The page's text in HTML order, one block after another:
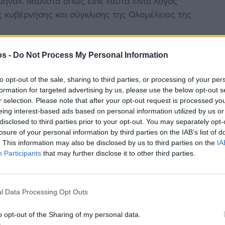
- Do Not Process My Personal Information
opt-out of the sale, sharing to third parties, or processing of your
for targeted advertising by us, please use the below opt-out
selection. Please note that after your opt-out request is processed
interest-based ads based on personal information utilized by us
to third parties prior to your opt-out. You may separately
of your personal information by third parties on the IAB’s list of
This information may also be disclosed by us to third parties on the
Participants that may further disclose it to other third parties.
Data Processing Opt Outs
opt-out of the Sharing of my personal data.
και σύγκλισης της Ολομέλειας της
ΣΥΡΙΖΑ και εξήγησε ότι «ο υπουργός την
Δικαιοσύνης) μπορεί να μην την δει αμέσως,
πολλές δικογραφίες την ίδια ημέρα», είπε,
ότι στις 9 Μαίου έκλεισε η Βουλή για τις
Μαίου προωθήθηκε από τον ίδιο αρμοδίως στις
της προς την Βουλή. «Αν ήξερα το περιεχόμενο
θα την είχα στείλει για να δεχθεί ο ΣΥΡΙΖΑ άλλο
καταλογίζοντας στην αξιωματική αντιπολίτευση
αλλά ο πρόεδρος του ΠαΣοΚ, ο οποίος,
(νόμος του 2010) στο θέμα των ναυπηγείων.
απέρριψε την πρόταση του ΣΥΡΙΖΑ για